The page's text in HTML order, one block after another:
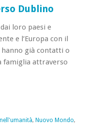
Dublino
loro paesi e
e l’Europa con il
già contatti o
famiglia attraverso
, Nuovo Mondo,